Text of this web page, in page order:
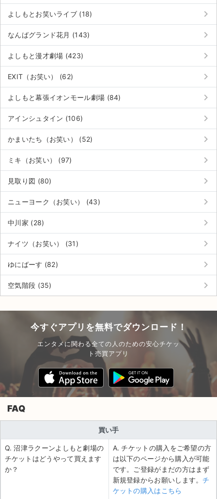
サイト情報
チケットジャム運営会社
チケットジャム利用規約
プライバシーポリシー
特定商取引法に基づく表記
公演登録依頼
不正転売禁止法について
チケットジャムの取り組み
音楽情報
よしもとお笑いライブ (18) keyboard_arrow_right
なんばグランド花月 (143) keyboard_arrow_right
よしもと漫才劇場 (423) keyboard_arrow_right
EXIT（お笑い） (62) keyboard_arrow_right
よしもと幕張イオンモール劇場 (84) keyboard_arrow_right
アインシュタイン (106) keyboard_arrow_right
かまいたち（お笑い） (52) keyboard_arrow_right
ミキ（お笑い） (97) keyboard_arrow_right
見取り図 (80) keyboard_arrow_right
ニューヨーク（お笑い） (43) keyboard_arrow_right
中川家 (28) keyboard_arrow_right
ナイツ（お笑い） (31) keyboard_arrow_right
ゆにばーす (82) keyboard_arrow_right
空気階段 (35) keyboard_arrow_right
今すぐアプリを無料でダウンロード！
エンタメに関わる全ての人のための安心チケッ
ト売買アプリ
FAQ
買い手
Q. 沼津ラクーンよしもと劇場の
チケットはどうやって買えます
か？
A. チケットの購入をご希望の方
は以下のページから購入が可能
です。ご登録がまだの方はまず
新規登録からお願いします。チ
ケットの購入はこちら